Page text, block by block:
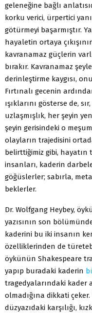
geleneğine bağlı
korku verici, ürpertici
götürmeyi başarmıştır.
hayaletin ortaya
kavranamaz güçlerin
bırakır. Kavranamaz
derinleştirme kaygısı,
Fırtınalı gecenin
ışıklarını gösterse de,
uzlaşmışlık, her şeyin
şeyin gerisindeki o
olayların trajedisini
belirttiğimiz gibi, hayatın
insanları, kaderin
göğüslerler; sabırla,
beklerler.
Dr. Wolfgang Heybey,
yazısının son
kaderini bu iki insanın
özelliklerinden de
öykünün Shakespeare
yapıp buradaki kaderin
tragedyalarındaki kader
olmadığına dikkati
düzyazıdaki karşılığı,